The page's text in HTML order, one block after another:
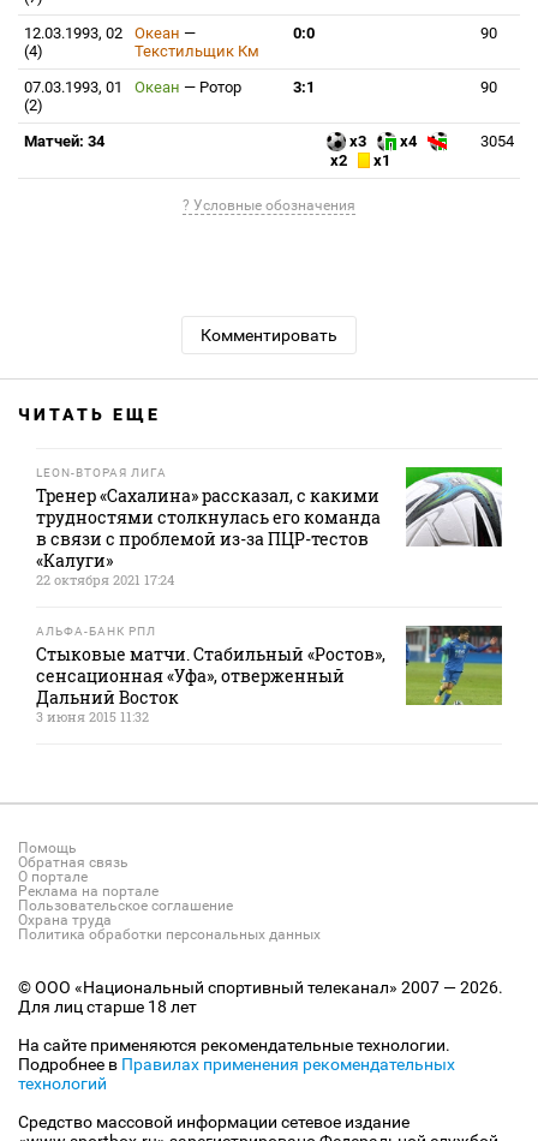
12.03.1993, 02
(4)
Океан —
Текстильщик Км
0:0 90
07.03.1993, 01
(2)
Океан — Ротор 3:1 90
Матчей: 34 x3
x4
x2
x1
3054
? Условные обозначения
Комментировать
ЧИТАТЬ ЕЩЕ
LEON-ВТОРАЯ ЛИГА
Тренер «Сахалина» рассказал, с какими
трудностями столкнулась его команда
в связи с проблемой из-за ПЦР-тестов
«Калуги»
22 октября 2021 17:24
АЛЬФА-БАНК РПЛ
Стыковые матчи. Стабильный «Ростов»,
сенсационная «Уфа», отверженный
Дальний Восток
3 июня 2015 11:32
Помощь
Обратная связь
О портале
Реклама на портале
Пользовательское соглашение
Охрана труда
Политика обработки персональных данных
© ООО «Национальный спортивный телеканал» 2007 — 2026.
Для лиц старше 18 лет
На сайте применяются рекомендательные технологии.
Подробнее в Правилах применения рекомендательных
технологий
Средство массовой информации сетевое издание